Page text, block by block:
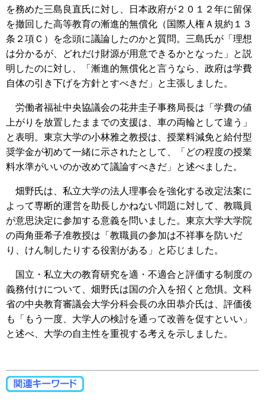
を務めた三島良直氏に対し、日本政府が２０１２年に留保
を撤回した高等教育の漸進的無償化（国際人権Ａ規約１３
条２項Ｃ）を念頭に議論したのかと質問。三島氏が「理想
は分かるが、どれだけ財源が用意できるかとなった」と説
明したのに対し、「漸進的無償化と言うなら、政府は学費
自体の引き下げを方針とすべきだ」と主張しました。
労働者福祉中央協議会の花井圭子事務局長は「学費の値
上がりを放置したままでの支援は、車の両輪として違う」
と表明。東京大学の小林雅之教授は、授業料減免と給付型
奨学金が初めて一緒に示されたとして、「どの程度の授業
料水準がいいのか改めて議論すべきだ」と述べました。
畑野氏は、私立大学の法人理事会を強化する改定法案に
よって専断的運営を助長しかねない問題に対して、教職員
が意思決定に参加する意義を問いました。東京大学大学院
の両角亜希子准教授は「教職員の参加は不祥事を防いだ
り、けん制したりする役割がある」と応じました。
国立・私立大の教育研究を適・不適合と評価する制度の
義務付けについて、畑野氏は国の介入を招くと危惧。文科
省の中央教育審議会大学分科会長の永田恭介氏は、評価後
も「もう一度、大学人の検討を通って改善を促すといい」
と述べ、大学の自主性を重視する考えを示しました。